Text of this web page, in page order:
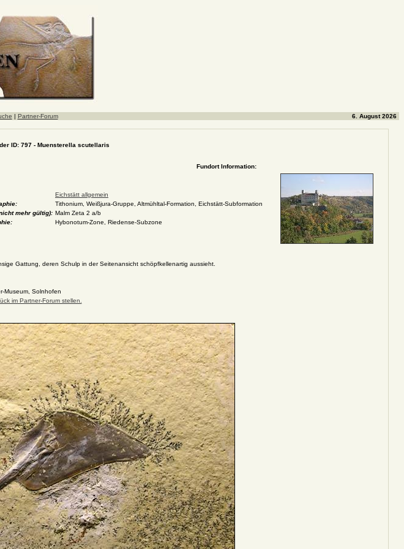
| Partner-Forum 6. August 2026
ID: 797 - Muensterella scutellaris
Fundort Information:
Eichstätt allgemein
Tithonium, Weißjura-Gruppe, Altmühltal-Formation, Eichstätt-Subformation
mehr gültig): Malm Zeta 2 a/b
Hybonotum-Zone, Riedense-Subzone
Gattung, deren Schulp in der Seitenansicht schöpfkellenartig aussieht.
Museum, Solnhofen
im Partner-Forum stellen.